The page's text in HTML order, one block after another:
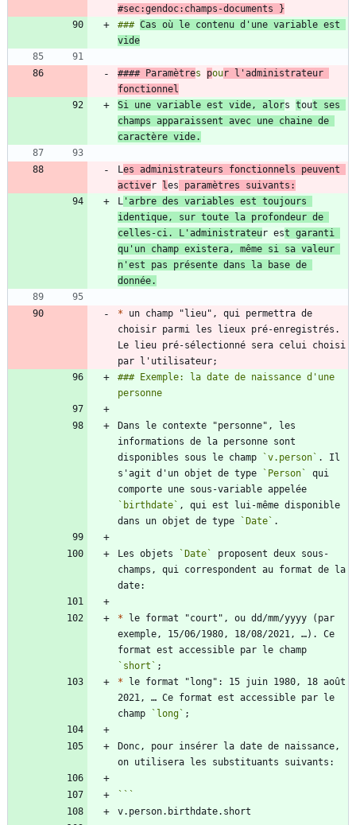
#sec:gendoc:champs-documents }
### Cas où le contenu d'une variable est
vide
#### Paramètres pour l'administrateur
Si une variable est vide, alors tout ses
champs apparaissent avec une chaine de
Les administrateurs fonctionnels peuvent
activer les paramètres suivants:
L 'arbre des variables est toujours
identique, sur toute la profondeur de
celles-ci. L'administrateur est garanti
qu'un champ existera, même si sa valeur
n'est pas présente dans la base de
donnée.
* un champ "lieu", qui permettra de
choisir parmi les lieux pré-enregistrés.
Le lieu pré-sélectionné sera celui choisi
### Exemple: la date de naissance d'une
Dans le contexte "personne", les
informations de la personne sont
disponibles sous le champ
`v.person` . Il
s'agit d'un objet de type
`Person`
qui
`birthdate` , qui est lui-même disponible
dans un objet de type
`Date`
Les objets `Date`
proposent deux sous-
champs, qui correspondent au format de la
* le format "court", ou dd/mm/yyyy (par
exemple, 15/06/1980, 18/08/2021, …). Ce
`short`
* le format "long": 15 juin 1980, 18 août
2021, … Ce format est accessible par le
champ
`long`
Donc, pour insérer la date de naissance,